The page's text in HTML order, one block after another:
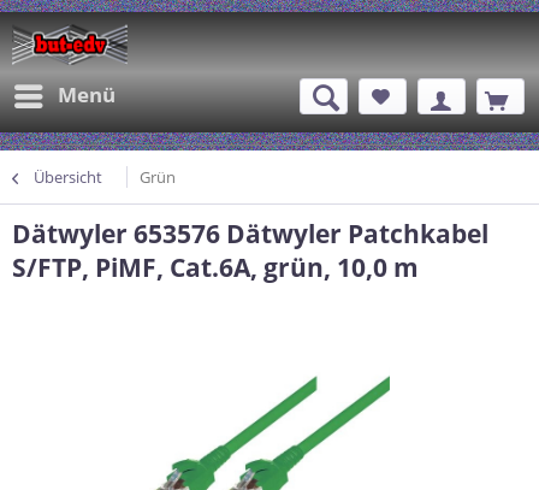
Menü
Übersicht Grün
Dätwyler 653576 Dätwyler Patchkabel
S/FTP, PiMF, Cat.6A, grün, 10,0 m